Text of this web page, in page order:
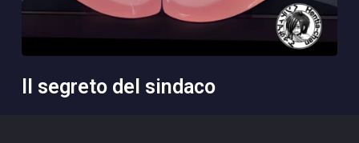
il segreto del sindaco